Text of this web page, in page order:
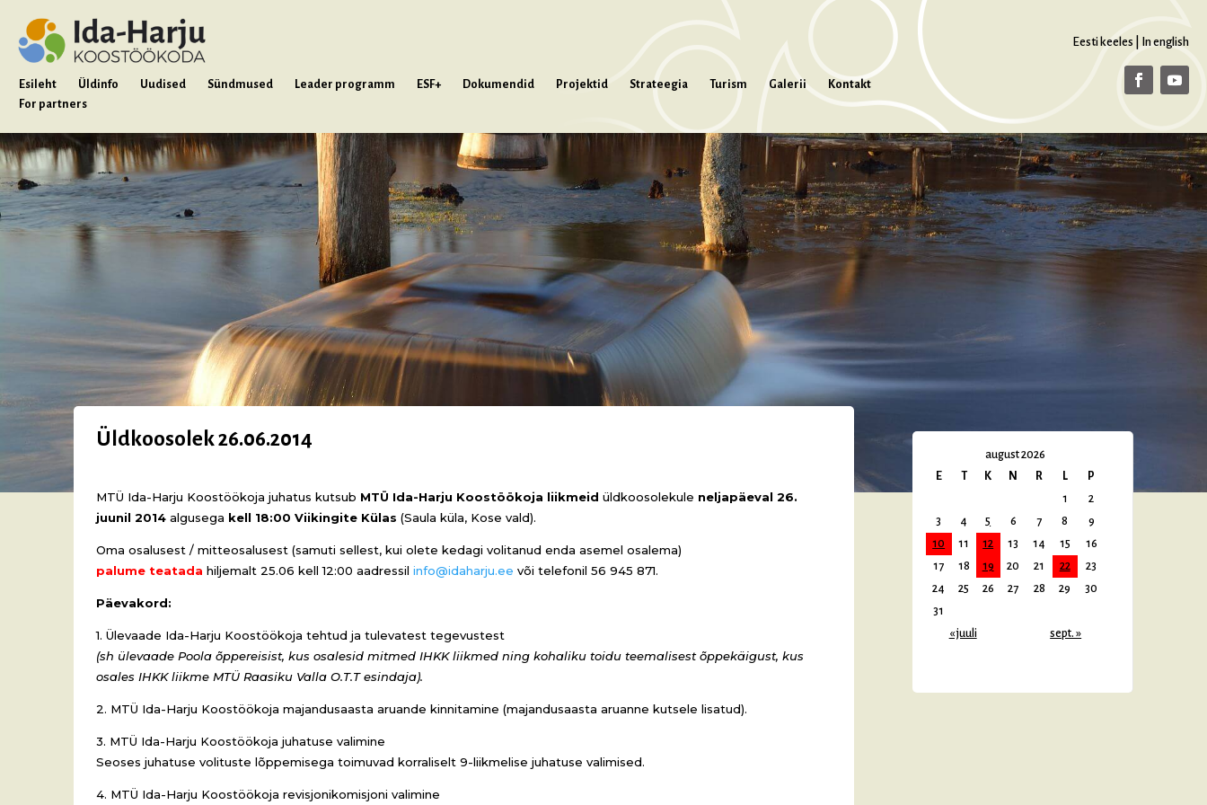
Esileht Üldinfo Uudised Sündmused Leader programm ESF+ Dokumendid Projektid Strateegia Turism Galerii
Kontakt
For partners
Eesti keeles In english
Üldkoosolek 26.06.2014
MTÜ Ida-Harju Koostöökoja juhatus kutsub MTÜ Ida-Harju Koostöökoja liikmeid üldkoosolekule neljapäeval 26.
juunil 2014 algusega kell 18:00 Viikingite Külas (Saula küla, Kose vald).
Oma osalusest / mitteosalusest (samuti sellest, kui olete kedagi volitanud enda asemel osalema)
palume teatada hiljemalt 25.06 kell 12:00 aadressil info@idaharju.ee või telefonil 56 945 871.
Päevakord:
1. Ülevaade Ida-Harju Koostöökoja tehtud ja tulevatest tegevustest
(sh ülevaade Poola õppereisist, kus osalesid mitmed IHKK liikmed ning kohaliku toidu teemalisest õppekäigust, kus
osales IHKK liikme MTÜ Raasiku Valla O.T.T esindaja).
2. MTÜ Ida-Harju Koostöökoja majandusaasta aruande kinnitamine (majandusaasta aruanne kutsele lisatud).
3. MTÜ Ida-Harju Koostöökoja juhatuse valimine
Seoses juhatuse volituste lõppemisega toimuvad korraliselt 9-liikmelise juhatuse valimised.
4. MTÜ Ida-Harju Koostöökoja revisjonikomisjoni valimine
august 2026
E
T K N R L
P
1
2
3
4 5 6 7 8
9
10
11 12 13 14 15
16
17
18 19 20 21 22
23
24
25 26 27 28 29
30
31
« juuli
sept. »